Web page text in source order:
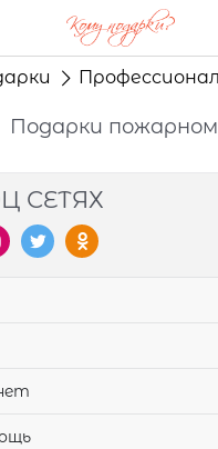
Подарки
СЕТЯХ